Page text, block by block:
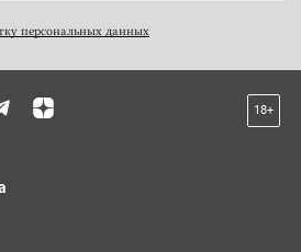
персональных данных
18+